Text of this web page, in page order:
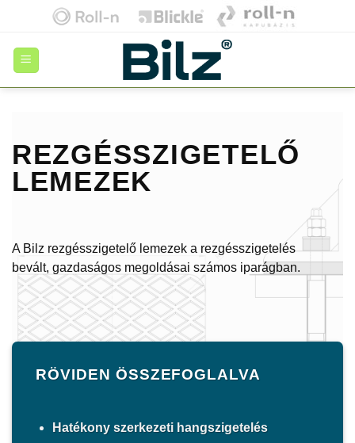
content
REZGÉSSZIGETELŐ
LEMEZEK
A Bilz rezgésszigetelő lemezek a rezgésszigetelés
bevált, gazdaságos megoldásai számos iparágban.
RÖVIDEN ÖSSZEFOGLALVA
Hatékony szerkezeti hangszigetelés